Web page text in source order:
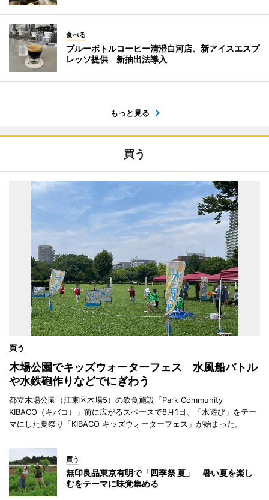
食べる
ブルーボトルコーヒー清澄白河店、新アイスエスプ
レッソ提供 新抽出法導入
もっと見る
買う
買う
木場公園でキッズウォーターフェス 水風船バトル
や水鉄砲作りなどでにぎわう
都立木場公園（江東区木場5）の飲食施設「Park Community
KIBACO（キバコ）」前に広がるスペースで8月1日、「水遊び」をテー
マにした夏祭り「KIBACO キッズウォーターフェス」が始まった。
買う
無印良品東京有明で「四季祭 夏」 暑い夏を楽し
むをテーマに味覚集める